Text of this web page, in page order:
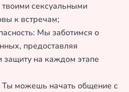
сексуальными
к встречам;
Мы заботимся о
предоставляя
защиту на каждом этапе
Ты можешь начать общение с